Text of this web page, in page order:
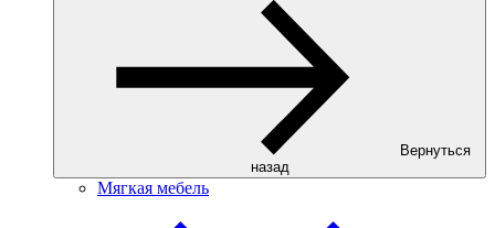
Вернуться
назад
Мягкая мебель